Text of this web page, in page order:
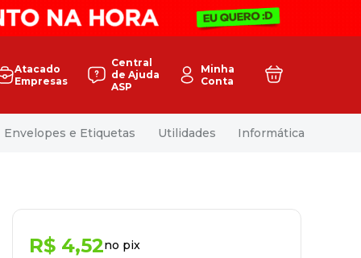
Atacado
Empresas
Central
de Ajuda
ASP
Minha
Conta
Envelopes e Etiquetas Utilidades Informática
R$ 4,52no pix